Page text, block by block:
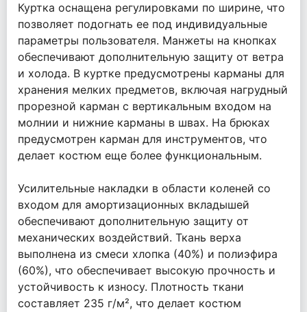
Куртка оснащена регулировками по ширине, что
позволяет подогнать ее под индивидуальные
параметры пользователя. Манжеты на кнопках
обеспечивают дополнительную защиту от ветра
и холода. В куртке предусмотрены карманы для
хранения мелких предметов, включая нагрудный
прорезной карман с вертикальным входом на
молнии и нижние карманы в швах. На брюках
предусмотрен карман для инструментов, что
делает костюм еще более функциональным.
Усилительные накладки в области коленей со
входом для амортизационных вкладышей
обеспечивают дополнительную защиту от
механических воздействий. Ткань верха
выполнена из смеси хлопка (40%) и полиэфира
(60%), что обеспечивает высокую прочность и
устойчивость к износу. Плотность ткани
составляет 235 г/м², что делает костюм